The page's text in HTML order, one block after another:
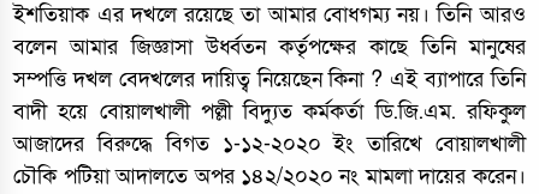
ইশতিয়াক এর দখলে রয়েছে তা আমার বোধগম্য নয়। তিনি আরও
বলেন আমার জিজ্ঞাসা উর্ধ্বতন কর্তৃপক্ষের কাছে তিনি মানুষের
সম্পত্তি দখল বেদখলের দায়িত্ব নিয়েছেন কিনা ? এই ব্যাপারে তিনি
বাদী হয়ে বোয়ালখালী পল্লী বিদ্যুত কর্মকর্তা ডি.জি.এম. রফিকুল
আজাদের বিরুদ্ধে বিগত ১-১২-২০২০ ইং তারিখে বোয়ালখালী
চৌকি পটিয়া আদালতে অপর ১৪২/২০২০ নং মামলা দায়ের করেন।